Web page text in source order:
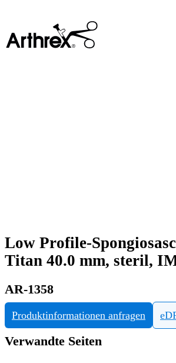
Low Profile-
Titan 40.0 mm, steril,
AR-1358
Produktinformationen anfragen
Verwandte Seiten